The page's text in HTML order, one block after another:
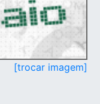
[trocar imagem]